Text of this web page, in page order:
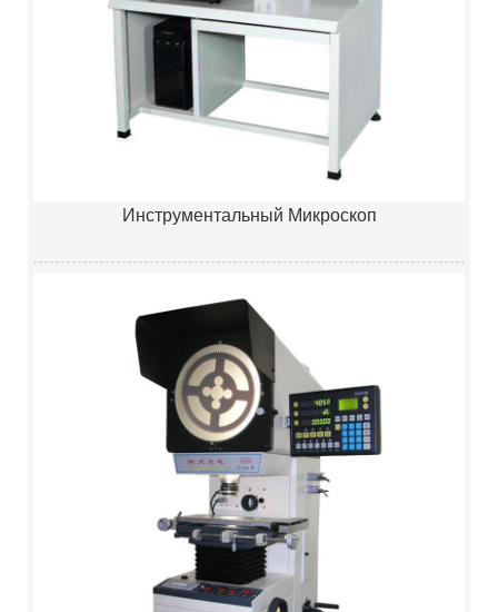
Инструментальный Микроскоп